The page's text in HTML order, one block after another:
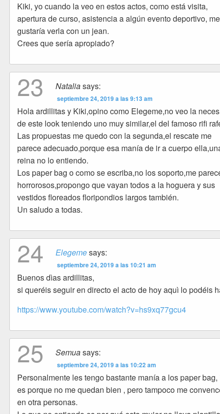
Kiki, yo cuando la veo en estos actos, como está visita,
apertura de curso, asistencia a algún evento deportivo, me
gustaría verla con un jean.
Crees que sería apropiado?
23 Nataliasays:
septiembre 24, 2019 a las 9:13 am
Hola ardillitas y Kiki,opino como Elegeme,no veo la
de este look teniendo uno muy similar,el del famoso rifi
Las propuestas me quedo con la segunda,el rescate me
parece adecuado,porque esa manía de ir a cuerpo
reina no lo entiendo.
Los paper bag o como se escriba,no los soporto,me
horrorosos,propongo que vayan todos a la hoguera y sus
vestidos floreados floripondios largos también.
Un saludo a todas.
24 Elegemesays:
septiembre 24, 2019 a las 10:21 am
Buenos dìas ardillitas,
si queréis seguir en directo el acto de hoy aquì lo podéis
https://www.youtube.com/watch?v=hs9xq77gcu4
25 Semuasays:
septiembre 24, 2019 a las 10:22 am
Personalmente les tengo bastante manía a los paper
es porque no me quedan bien , pero tampoco me
en otra personas.